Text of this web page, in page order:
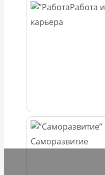
Работа и
карьера
Саморазвитие